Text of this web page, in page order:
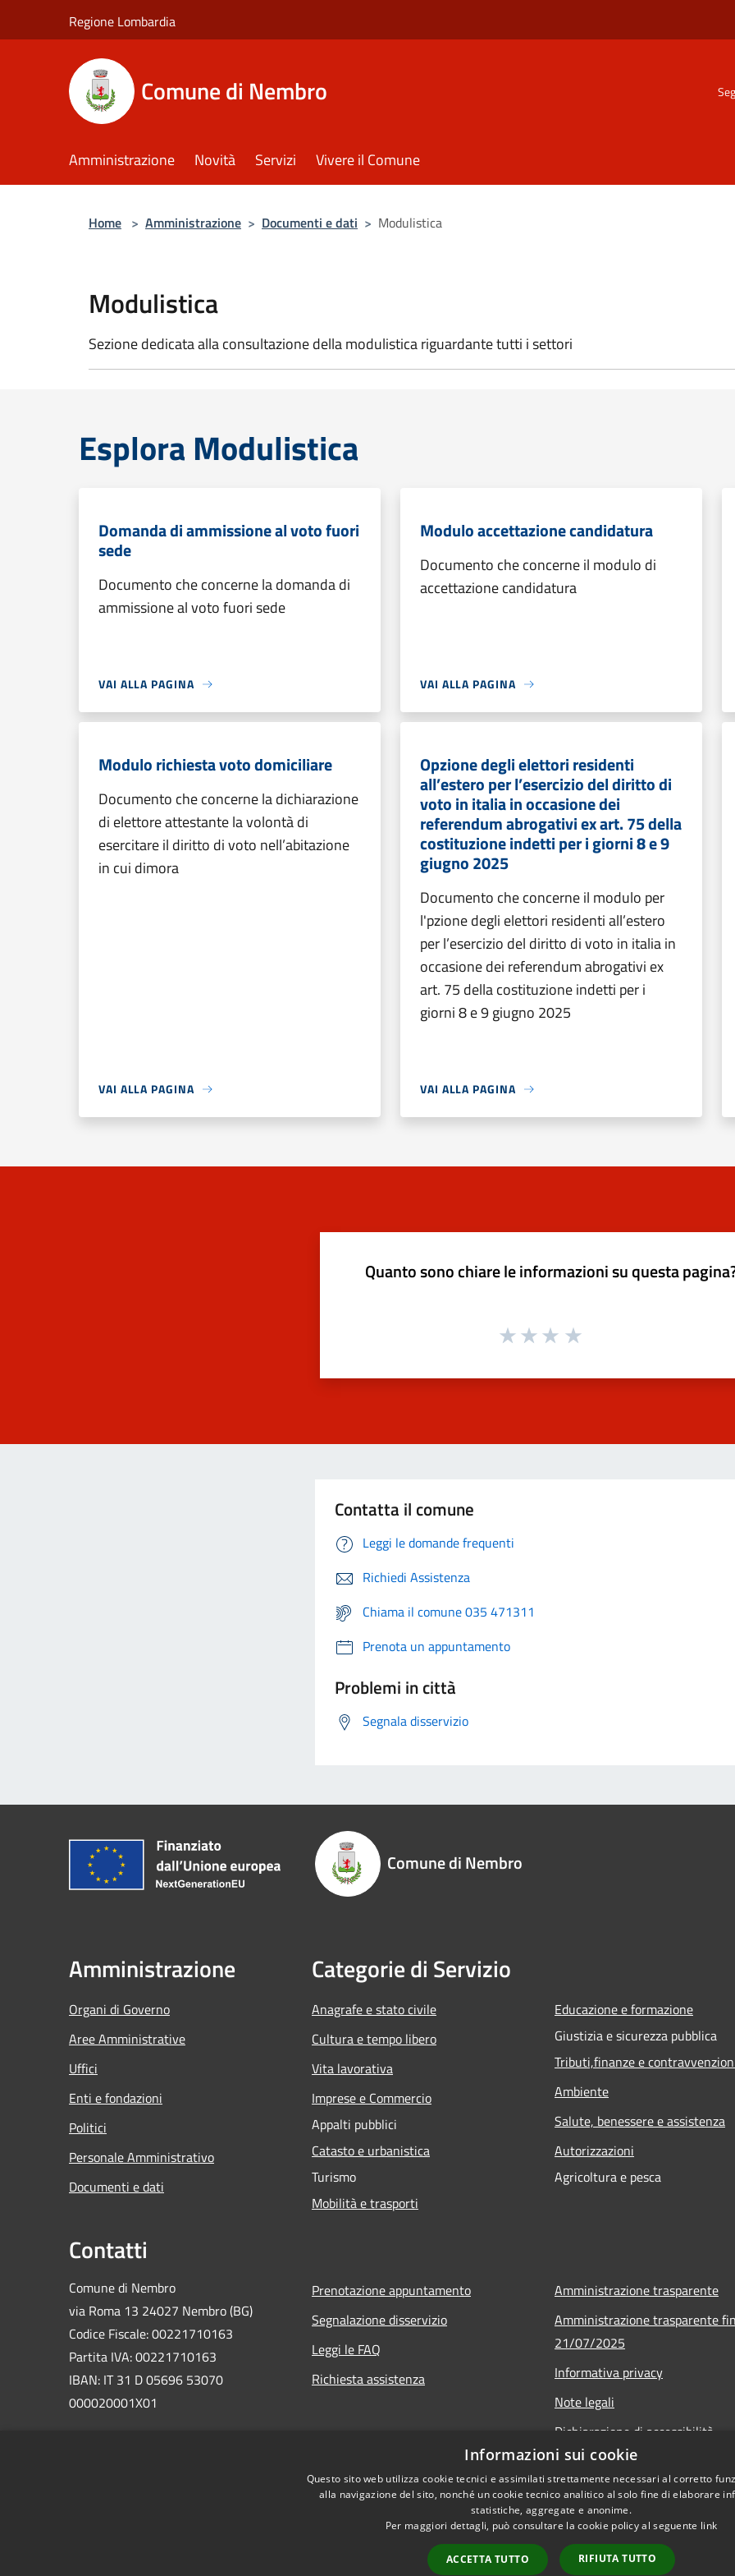
Regione Lombardia
Comune di Nembro
Amministrazione Novità Servizi Vivere il Comune
Home > Amministrazione > Documenti e dati > Modulistica
Modulistica
Sezione dedicata alla consultazione della modulistica riguardante tutti i settori
Esplora Modulistica
Domanda di ammissione al voto fuori
sede
Documento che concerne la domanda di
ammissione al voto fuori sede
VAI ALLA PAGINA
Modulo accettazione candidatura
Documento che concerne il modulo di
accettazione candidatura
VAI ALLA PAGINA
Modulo richiesta voto domiciliare
Documento che concerne la dichiarazione
di elettore attestante la volontà di
esercitare il diritto di voto nell’abitazione
in cui dimora
VAI ALLA PAGINA
Opzione degli elettori residenti
all’estero per l’esercizio del diritto di
voto in italia in occasione dei
referendum abrogativi ex art. 75 della
costituzione indetti per i giorni 8 e 9
giugno 2025
Documento che concerne il modulo per
l'pzione degli elettori residenti all’estero
per l’esercizio del diritto di voto in italia in
occasione dei referendum abrogativi ex
art. 75 della costituzione indetti per i
giorni 8 e 9 giugno 2025
VAI ALLA PAGINA
Quanto sono chiare le informazioni su questa
Contatta il comune
Leggi le domande frequenti
Richiedi Assistenza
Chiama il comune 035 471311
Prenota un appuntamento
Problemi in città
Segnala disservizio
Comune di Nembro
Amministrazione
Organi di Governo
Aree Amministrative
Uffici
Enti e fondazioni
Politici
Personale Amministrativo
Documenti e dati
Categorie di Servizio
Anagrafe e stato civile
Cultura e tempo libero
Vita lavorativa
Imprese e Commercio
Appalti pubblici
Catasto e urbanistica
Turismo
Mobilità e trasporti
Educazione e formazione
Giustizia e sicurezza pubblica
Tributi,finanze e
Ambiente
Salute, benessere e assistenza
Autorizzazioni
Agricoltura e pesca
Contatti
Comune di Nembro
via Roma 13 24027 Nembro (BG)
Codice Fiscale: 00221710163
Partita IVA: 00221710163
IBAN: IT 31 D 05696 53070
000020001X01
Prenotazione appuntamento
Segnalazione disservizio
Leggi le FAQ
Richiesta assistenza
Amministrazione trasparente
Amministrazione trasparente
21/07/2025
Informativa privacy
Note legali
Dichiarazione di accessibilità
Obiettivi di accessibilità
Piano di miglioramento
Informazioni sui cookie
Questo sito web utilizza cookie tecnici e assimilati strettamente necessari al corretto
alla navigazione del sito, nonché un cookie tecnico analitico al solo fine di elaborare
statistiche, aggregate e anonime.
Per maggiori dettagli, può consultare la cookie policy al seguente link
ACCETTA TUTTO RIFIUTA TUTTO